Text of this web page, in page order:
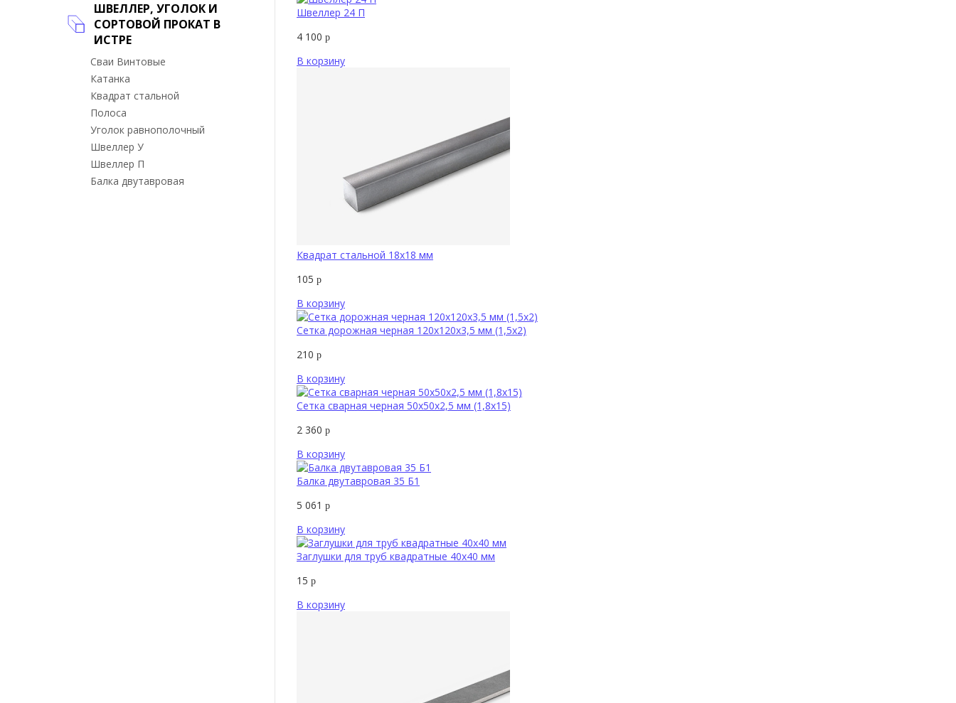
Швеллер 24 П
4 100 р
В корзину
Квадрат стальной 18х18 мм
105 р
В корзину
Сетка дорожная черная 120х120х3,5 мм (1,5х2)
210 р
В корзину
Сетка сварная черная 50х50х2,5 мм (1,8х15)
2 360 р
В корзину
Балка двутавровая 35 Б1
5 061 р
В корзину
Заглушки для труб квадратные 40х40 мм
15 р
В корзину
ШВЕЛЛЕР, УГОЛОК И
СОРТОВОЙ ПРОКАТ В
ИСТРЕ
Сваи Винтовые
Катанка
Квадрат стальной
Полоса
Уголок равнополочный
Швеллер У
Швеллер П
Балка двутавровая